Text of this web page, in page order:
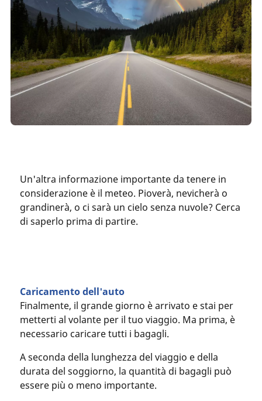
Un'altra informazione importante da tenere in
considerazione è il meteo. Pioverà, nevicherà o
grandinerà, o ci sarà un cielo senza nuvole? Cerca
di saperlo prima di partire.
Caricamento dell'auto
Finalmente, il grande giorno è arrivato e stai per
metterti al volante per il tuo viaggio. Ma prima, è
necessario caricare tutti i bagagli.
A seconda della lunghezza del viaggio e della
durata del soggiorno, la quantità di bagagli può
essere più o meno importante.